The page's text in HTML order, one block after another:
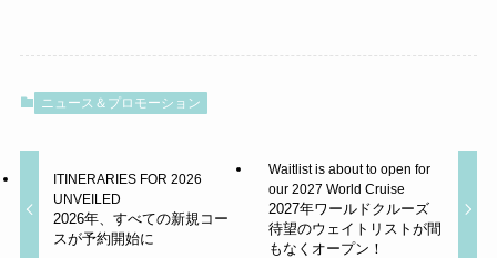
ニュース＆プロモーション
ITINERARIES FOR 2026
UNVEILED
2026年、すべての新規コー
スが予約開始に
Waitlist is about to open for
our 2027 World Cruise
2027年ワールドクルーズ
待望のウェイトリストが間
もなくオープン！